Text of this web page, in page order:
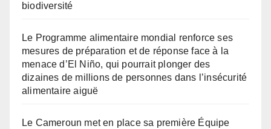
biodiversité
Le Programme alimentaire mondial renforce ses
mesures de préparation et de réponse face à la
menace d’El Niño, qui pourrait plonger des
dizaines de millions de personnes dans l’insécurité
alimentaire aiguë
Le Cameroun met en place sa première Équipe